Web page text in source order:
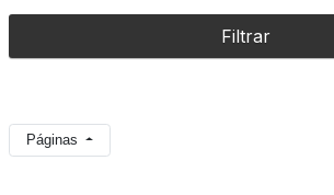
Filtrar
Páginas